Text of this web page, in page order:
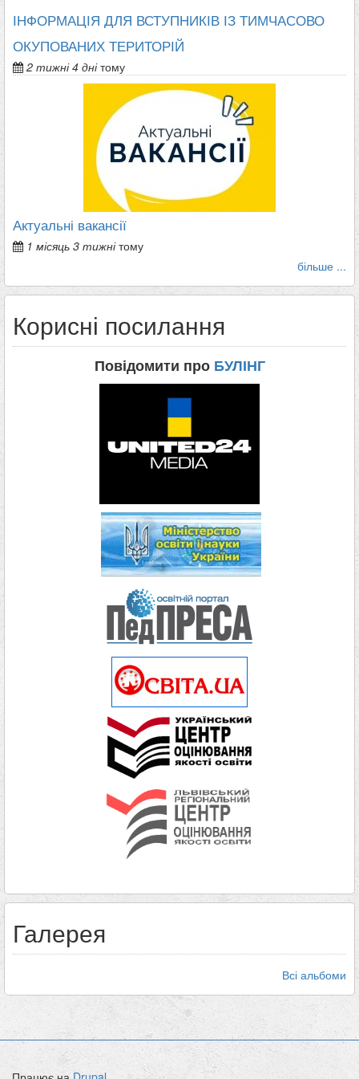
ІНФОРМАЦІЯ ДЛЯ ВСТУПНИКІВ ІЗ ТИМЧАСОВО
ОКУПОВАНИХ ТЕРИТОРІЙ
2 тижні 4 днітому
Актуальні вакансії
1 місяць 3 тижнітому
більше ...
Корисні посилання
Повідомити про БУЛІНГ
Галерея
Всі альбоми